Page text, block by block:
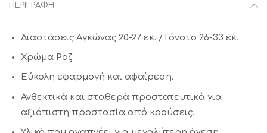
ΠΕΡΙΓΡΑΦΉ
Διαστάσεις Αγκώνας 20-27 εκ. / Γόνατο 26-33 εκ.
Χρώμα Ροζ
Εύκολη εφαρμογή και αφαίρεση.
Ανθεκτικά και σταθερά προστατευτικά για
αξιόπιστη προστασία από κρούσεις.